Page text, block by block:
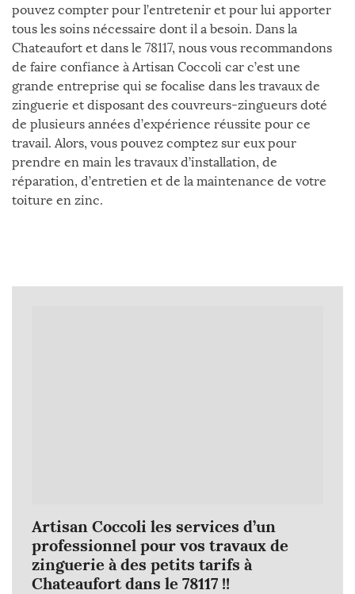
pouvez compter pour l’entretenir et pour lui apporter
tous les soins nécessaire dont il a besoin. Dans la
Chateaufort et dans le 78117, nous vous recommandons
de faire confiance à Artisan Coccoli car c’est une
grande entreprise qui se focalise dans les travaux de
zinguerie et disposant des couvreurs-zingueurs doté
de plusieurs années d’expérience réussite pour ce
travail. Alors, vous pouvez comptez sur eux pour
prendre en main les travaux d’installation, de
réparation, d’entretien et de la maintenance de votre
toiture en zinc.
Artisan Coccoli les services d’un
professionnel pour vos travaux de
zinguerie à des petits tarifs à
Chateaufort dans le 78117 !!